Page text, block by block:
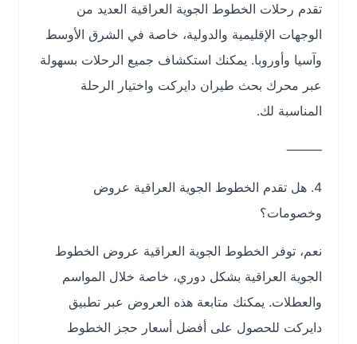
تقدم رحلات الخطوط الجوية العراقية العديد من
الوجهات الإقليمية والدولية، خاصة في الشرق الأوسط
وآسيا وأوروبا. يمكنك استكشاف جميع الرحلات بسهولة
عبر محرك بحث طيران دايركت واختيار الرحلة
المناسبة لك.
⸻
4. هل تقدم الخطوط الجوية العراقية عروض
وخصومات؟
نعم، توفر الخطوط الجوية العراقية عروض الخطوط
الجوية العراقية بشكل دوري، خاصة خلال المواسم
والعطلات. يمكنك متابعة هذه العروض عبر تطبيق
دايركت للحصول على أفضل أسعار حجز الخطوط